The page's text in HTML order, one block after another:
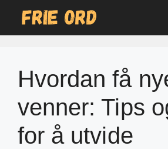
Hvordan få
venner: Tips
for å utvide